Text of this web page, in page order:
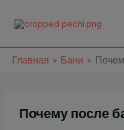
Главная Бани
Почему после